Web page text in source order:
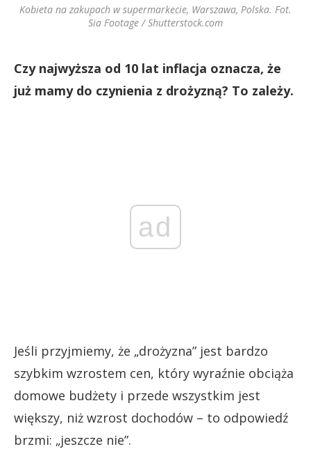
Kobieta na zakupach w supermarkecie, Warszawa, Polska. Fot.
Sia Footage / Shutterstock.com
Czy najwyższa od 10 lat inflacja oznacza, że
już mamy do czynienia z drożyzną? To zależy.
ad
Jeśli przyjmiemy, że „drożyzna” jest bardzo
szybkim wzrostem cen, który wyraźnie obciąża
domowe budżety i przede wszystkim jest
większy, niż wzrost dochodów – to odpowiedź
brzmi: „jeszcze nie”.